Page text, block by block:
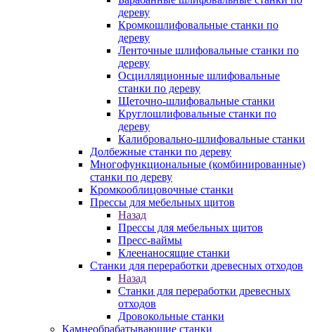
дереву
Кромкошлифовальные станки по
дереву
Ленточные шлифовальные станки по
дереву
Осцилляционные шлифовальные
станки по дереву
Щеточно-шлифовальные станки
Круглошлифовальные станки по
дереву
Калибровально-шлифовальные станки
Долбежные станки по дереву
Многофункциональные (комбинированные)
станки по дереву
Кромкооблицовочные станки
Прессы для мебельных щитов
Назад
Прессы для мебельных щитов
Пресс-ваймы
Клеенаносящие станки
Станки для переработки древесных отходов
Назад
Станки для переработки древесных
отходов
Дровокольные станки
Камнеобрабатывающие станки